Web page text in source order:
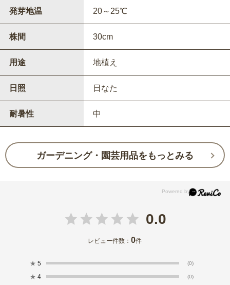
発芽地温 20～25℃
株間 30cm
用途 地植え
日照 日なた
耐暑性 中
ガーデニング・園芸用品をもっとみる
0.0
レビュー件数：0件
★ 5 (0)
★ 4 (0)